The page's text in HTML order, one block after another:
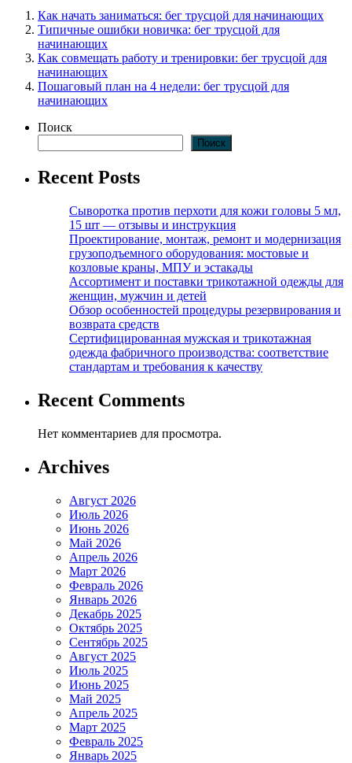
Как начать заниматься: бег трусцой для начинающих
Типичные ошибки новичка: бег трусцой для
начинающих
Как совмещать работу и тренировки: бег трусцой для
начинающих
Пошаговый план на 4 недели: бег трусцой для
начинающих
Поиск
Поиск
Recent Posts
Сыворотка против перхоти для кожи головы 5 мл,
15 шт — отзывы и инструкция
Проектирование, монтаж, ремонт и модернизация
грузоподъемного оборудования: мостовые и
козловые краны, МПУ и эстакады
Ассортимент и поставки трикотажной одежды для
женщин, мужчин и детей
Обзор особенностей процедуры резервирования и
возврата средств
Сертифицированная мужская и трикотажная
одежда фабричного производства: соответствие
стандартам и требования к качеству
Recent Comments
Нет комментариев для просмотра.
Archives
Август 2026
Июль 2026
Июнь 2026
Май 2026
Апрель 2026
Март 2026
Февраль 2026
Январь 2026
Декабрь 2025
Октябрь 2025
Сентябрь 2025
Август 2025
Июль 2025
Июнь 2025
Май 2025
Апрель 2025
Март 2025
Февраль 2025
Январь 2025